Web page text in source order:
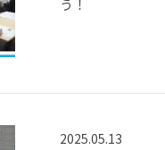
う！
2025.05.13